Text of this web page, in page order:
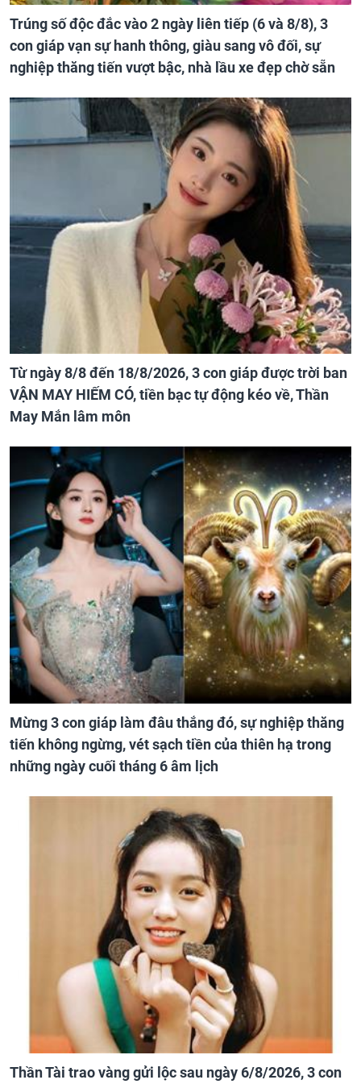
Trúng số độc đắc vào 2 ngày liên tiếp (6 và 8/8), 3
con giáp vạn sự hanh thông, giàu sang vô đối, sự
nghiệp thăng tiến vượt bậc, nhà lầu xe đẹp chờ sẵn
Từ ngày 8/8 đến 18/8/2026, 3 con giáp được trời ban
VẬN MAY HIẾM CÓ, tiền bạc tự động kéo về, Thần
May Mắn lâm môn
Mừng 3 con giáp làm đâu thắng đó, sự nghiệp thăng
tiến không ngừng, vét sạch tiền của thiên hạ trong
những ngày cuối tháng 6 âm lịch
Thần Tài trao vàng gửi lộc sau ngày 6/8/2026, 3 con